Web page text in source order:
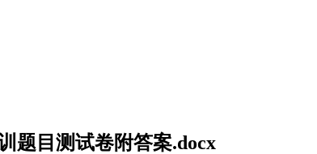
题目测试卷附答案.docx